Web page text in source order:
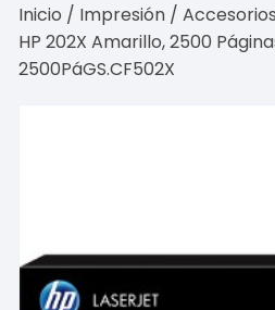
Inicio / Impresión /
HP 202X Amarillo, 2500
2500PáGS.CF502X